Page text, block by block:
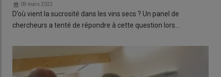
09 mars 2022
D’où vient la sucrosité dans les vins secs ? Un panel de
chercheurs a tenté de répondre à cette question lors…